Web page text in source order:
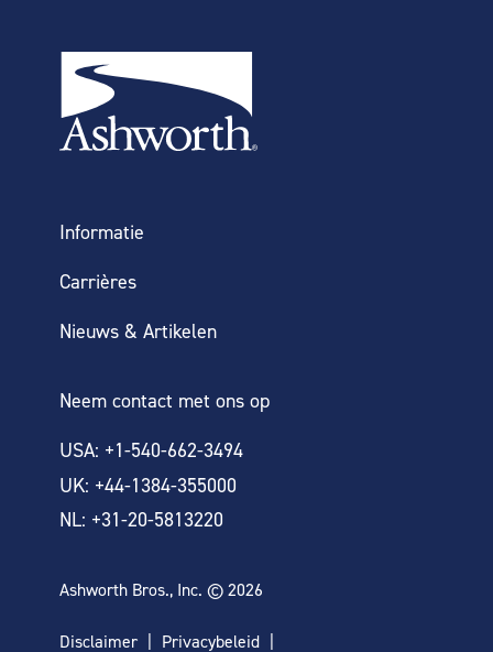
Informatie
Carrières
Nieuws & Artikelen
Neem contact met ons op
USA: +1-540-662-3494
UK: +44-1384-355000
NL: +31-20-5813220
Ashworth Bros., Inc. © 2026
Disclaimer Privacybeleid